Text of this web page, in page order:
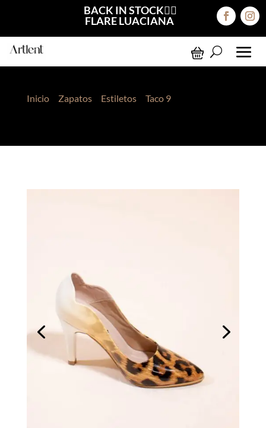
BACK IN STOCK❤️‍🔥
FLARE LUACIANA
Inicio> Zapatos> Estiletos> Taco 9> Estiletos